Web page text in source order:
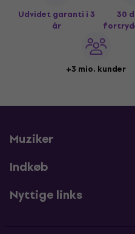
Udvidet garanti i 3
år
30
+3 mio. kunder
Muziker
Indkøb
Nyttige links